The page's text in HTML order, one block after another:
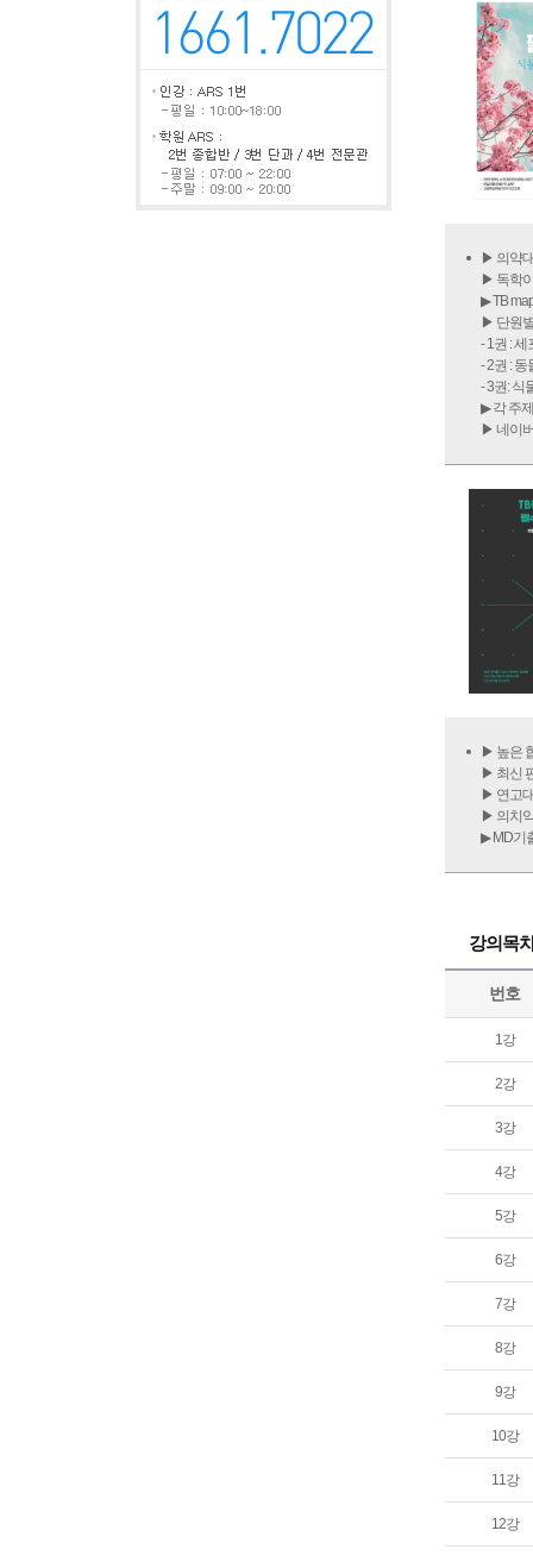
▶ 의약
▶ 독학
▶ TB
▶ 단원
- 1권 :
- 2권 : 동
- 3권: 식
▶ 각 주
▶ 네이버
▶ 높은
▶ 최신
▶ 연고
▶ 의치
▶ MD기
강의목
번호
1강
2강
3강
4강
5강
6강
7강
8강
9강
10강
11강
12강